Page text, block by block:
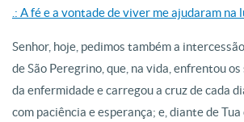
.: A fé e a vontade de viver me ajudaram
Senhor, hoje, pedimos também a intercessão
de São Peregrino, que, na vida, enfrentou
da enfermidade e carregou a cruz de cada
com paciência e esperança; e, diante de